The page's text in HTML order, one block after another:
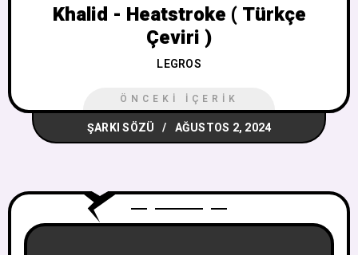
Khalid - Heatstroke ( Türkçe
Çeviri )
LEGROS
ÖNCEKI İÇERIK
ŞARKI SÖZÜ AĞUSTOS 2, 2024